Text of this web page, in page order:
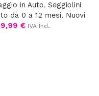
in Auto, Seggiolini
da 0 a 12 mesi, Nuovi
€ IVA Incl.